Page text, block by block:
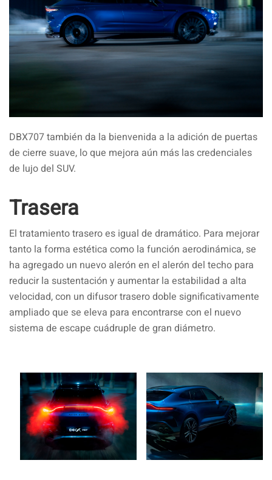
DBX707 también da la bienvenida a la adición de puertas
de cierre suave, lo que mejora aún más las credenciales
de lujo del SUV.
Trasera
El tratamiento trasero es igual de dramático. Para mejorar
tanto la forma estética como la función aerodinámica, se
ha agregado un nuevo alerón en el alerón del techo para
reducir la sustentación y aumentar la estabilidad a alta
velocidad, con un difusor trasero doble significativamente
ampliado que se eleva para encontrarse con el nuevo
sistema de escape cuádruple de gran diámetro.